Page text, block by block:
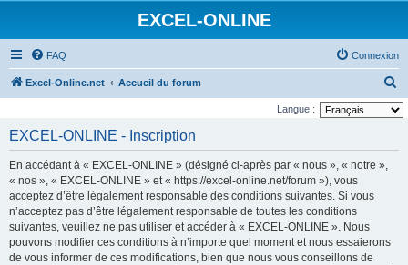
EXCEL-ONLINE
FAQ Connexion
Excel-Online.net Accueil du forum
e
Langue :
EXCEL-ONLINE - Inscription
En accédant à « EXCEL-ONLINE » (désigné ci-après par « nous », « notre »,
« nos », « EXCEL-ONLINE » et « https://excel-online.net/forum »), vous
acceptez d’être légalement responsable des conditions suivantes. Si vous
n’acceptez pas d’être légalement responsable de toutes les conditions
suivantes, veuillez ne pas utiliser et accéder à « EXCEL-ONLINE ». Nous
pouvons modifier ces conditions à n’importe quel moment et nous essaierons
de vous informer de ces modifications, bien que nous vous conseillons de